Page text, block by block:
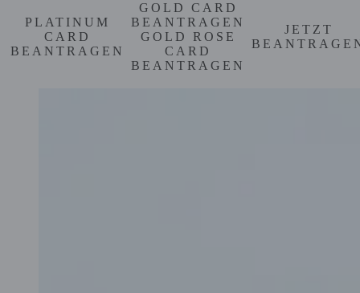
PLATINUM
CARD
BEANTRAGEN
GOLD CARD
BEANTRAGEN
GOLD ROSE
CARD
BEANTRAGEN
JETZT